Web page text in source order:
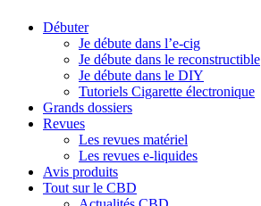
Débuter
Je débute dans l’e-cig
Je débute dans le reconstructible
Je débute dans le DIY
Tutoriels Cigarette électronique
Grands dossiers
Revues
Les revues matériel
Les revues e-liquides
Avis produits
Tout sur le CBD